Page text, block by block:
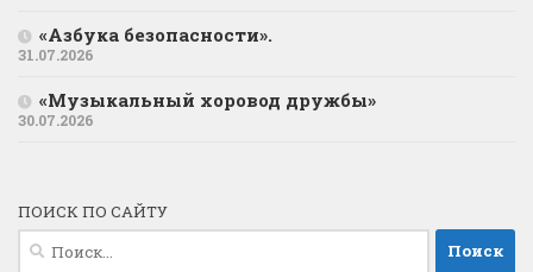
«Азбука безопасности».
31.07.2026
«Музыкальный хоровод дружбы»
30.07.2026
ПОИСК ПО САЙТУ
Найти: